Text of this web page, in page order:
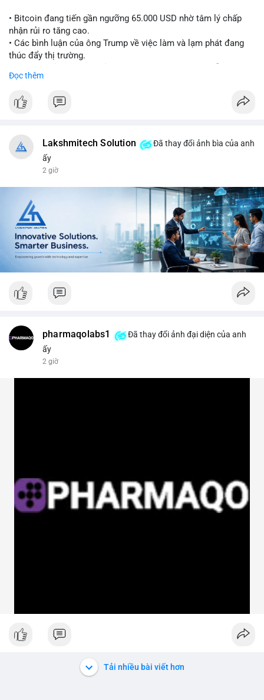
• Bitcoin đang tiến gần ngưỡng 65.000 USD nhờ tâm lý chấp
nhận rủi ro tăng cao.
• Các bình luận của ông Trump về việc làm và lạm phát đang
thúc đẩy thị trường.
tăng của tài sản rủi ro.
phiếu kho bạc và chỉ số USD có giảm hay không.
$btc
📰 Nguồn: CoinDesk
Đọc thêm
Lakshmitech Solution
Đã thay đổi ảnh bìa của anh
ấy
2 giờ
pharmaqolabs1
Đã thay đổi ảnh đại diện của anh
ấy
2 giờ
Tải nhiều bài viết hơn